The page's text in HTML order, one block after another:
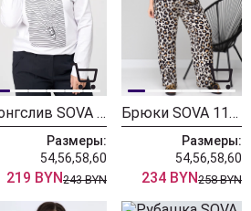
Лонгслив SOVA 11204 белый, черный
Размеры:
54,56,58,60
219 BYN243 BYN
Брюки SOVA 11140 леопард
Размеры:
54,56,58,60
234 BYN258 BYN